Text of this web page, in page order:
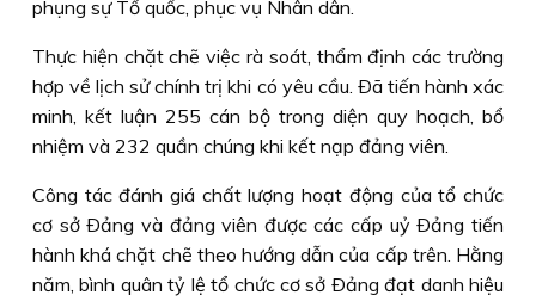
phụng sự Tổ quốc, phục vụ Nhân dân.
Thực hiện chặt chẽ việc rà soát, thẩm định các trường
hợp về lịch sử chính trị khi có yêu cầu. Ðã tiến hành xác
minh, kết luận 255 cán bộ trong diện quy hoạch, bổ
nhiệm và 232 quần chúng khi kết nạp đảng viên.
Công tác đánh giá chất lượng hoạt động của tổ chức
cơ sở Ðảng và đảng viên được các cấp uỷ Ðảng tiến
hành khá chặt chẽ theo hướng dẫn của cấp trên. Hằng
năm, bình quân tỷ lệ tổ chức cơ sở Ðảng đạt danh hiệu